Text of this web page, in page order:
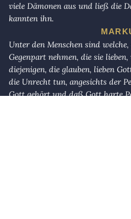
viele Dämonen aus und ließ die
kannten ihn.
Unter den Menschen sind
Gegenpart nehmen, die sie
diejenigen, die glauben, lieben
die Unrecht tun, angesichts der
Gott gehört und daß Gott harte